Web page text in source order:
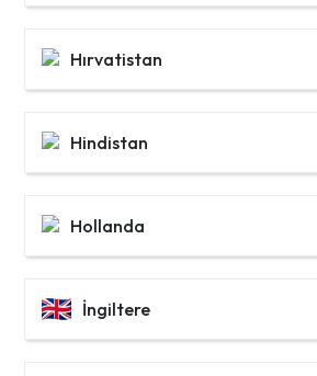
Hırvatistan
Hindistan
Hollanda
İngiltere